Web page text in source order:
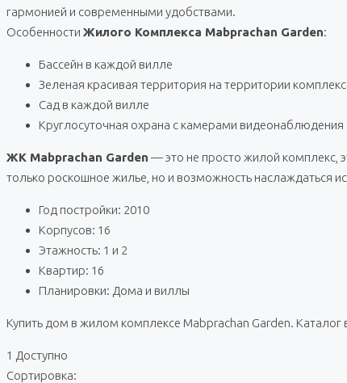
гармонией и современными удобствами.
Особенности Жилого Комплекса Mabprachan Garden:
Бассейн в каждой вилле
Зеленая красивая территория на территории
Сад в каждой вилле
Круглосуточная охрана с камерами видеонаблюдения
ЖК Mabprachan Garden — это не просто жилой комплекс,
только роскошное жилье, но и возможность наслаждаться
Год постройки: 2010
Корпусов: 16
Этажность: 1 и 2
Квартир: 16
Планировки: Дома и виллы
Купить дом в жилом комплексе Mabprachan Garden.
1 Доступно
Сортировка: